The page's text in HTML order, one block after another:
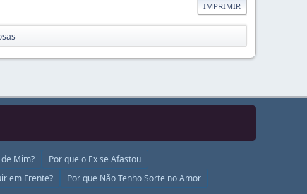
IMPRIMIR
Mim?
Por que o Ex se Afastou
em Frente?
Por que Não Tenho Sorte no Amor